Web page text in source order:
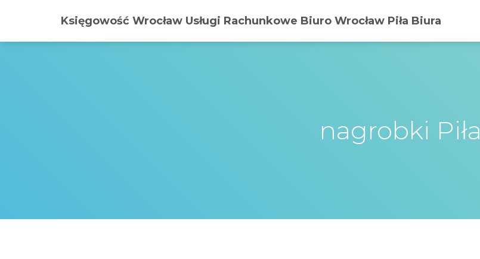
Księgowość Wrocław Usługi Rachunkowe Biuro Wrocław Piła Biura
nagrobki Piła